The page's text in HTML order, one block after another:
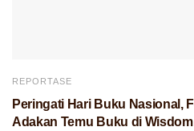
REPORTASE
Peringati Hari Buku Nasional,
Adakan Temu Buku di